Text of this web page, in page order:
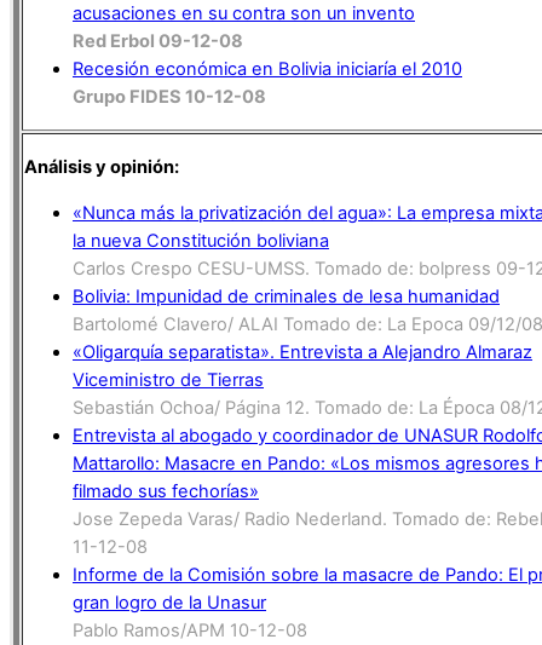
acusaciones en su contra son un invento
Red Erbol 09-12-08
Recesión económica en Bolivia iniciaría el 2010
Grupo FIDES 10-12-08
Análisis y opinión:
«Nunca más la privatización del agua»: La empresa
la nueva Constitución boliviana
Carlos Crespo CESU-UMSS. Tomado de: bolpress 09-
Bolivia: Impunidad de criminales de lesa humanidad
Bartolomé Clavero/ ALAI Tomado de: La Epoca 09/12/08
«Oligarquía separatista». Entrevista a Alejandro Almaraz
Viceministro de Tierras
Sebastián Ochoa/ Página 12. Tomado de: La Época 08/
Entrevista al abogado y coordinador de UNASUR
Mattarollo: Masacre en Pando: «Los mismos agresores
filmado sus fechorías»
Jose Zepeda Varas/ Radio Nederland. Tomado de:
11-12-08
Informe de la Comisión sobre la masacre de Pando: El
gran logro de la Unasur
Pablo Ramos/APM 10-12-08